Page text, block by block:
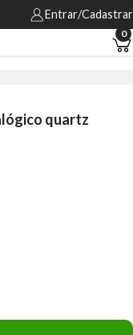
Entrar/Cadastrar
0
quartz